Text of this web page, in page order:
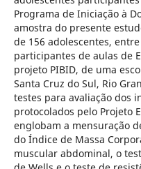
Programa de Iniciação à
amostra do presente
de 156 adolescentes,
participantes de aulas de
projeto PIBID, de uma
Santa Cruz do Sul, Rio
testes para avaliação dos
protocolados pelo Projeto
englobam a mensuração
do Índice de Massa
muscular abdominal, o